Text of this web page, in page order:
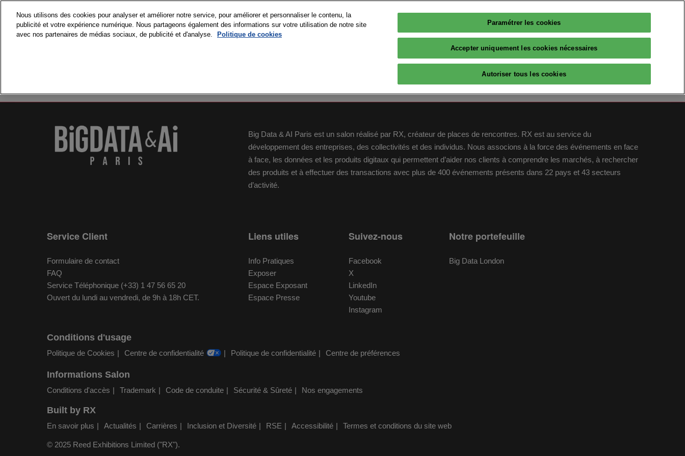
au
contenu
15 et 16 septembre 2026
Français
Français
English
PARTICIPER
Accréditations Presse &
Les speakers
Workshops & Startup
Pitches
Exposant
Village Advanced Computing
Espace exposant
Paris
Nos Engagements
RESSOURCES
Big Data & AI Paris est un salon réalisé par RX, créateur de places de rencontres. RX est au service du
développement des entreprises, des collectivités et des individus. Nous associons à la force des événements en face
à face, les données et les produits digitaux qui permettent d’aider nos clients à comprendre les marchés, à rechercher
des produits et à effectuer des transactions avec plus de 400 événements présents dans 22 pays et 43 secteurs
d’activité.
Service Client
Formulaire de contact
FAQ
Service Téléphonique (+33) 1 47 56 65 20
Ouvert du lundi au vendredi, de 9h à 18h CET.
Liens utiles
Info Pratiques
Exposer
Espace Exposant
Espace Presse
Suivez-nous
Facebook
X
LinkedIn
Youtube
Instagram
Notre portefeuille
Big Data London
Conditions d'usage
Politique de Cookies Centre de confidentialité Politique de confidentialité Centre de préférences
Informations Salon
Conditions d'accès Trademark Code de conduite Sécurité & Sûreté Nos engagements
Built by RX
En savoir plus Actualités Carrières Inclusion et Diversité RSE Accessibilité Termes et conditions du site web
© 2025 Reed Exhibitions Limited ("RX").
Nous utilisons des cookies pour analyser et améliorer notre service, pour améliorer et personnaliser le contenu, la
publicité et votre expérience numérique. Nous partageons également des informations sur votre utilisation de notre site
avec nos partenaires de médias sociaux, de publicité et d'analyse.
Politique de cookies
Paramétrer les cookies
Accepter uniquement les cookies nécessaires
Autoriser tous les cookies